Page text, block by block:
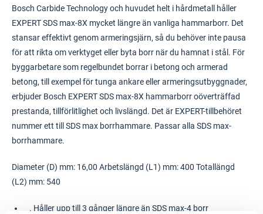
Bosch Carbide Technology och huvudet helt i hårdmetall håller
EXPERT SDS max-8X mycket längre än vanliga hammarborr. Det
stansar effektivt genom armeringsjärn, så du behöver inte pausa
för att rikta om verktyget eller byta borr när du hamnat i stål. För
byggarbetare som regelbundet borrar i betong och armerad
betong, till exempel för tunga ankare eller armeringsutbyggnader,
erbjuder Bosch EXPERT SDS max-8X hammarborr oöverträffad
prestanda, tillförlitlighet och livslängd. Det är EXPERT-tillbehöret
nummer ett till SDS max borrhammare. Passar alla SDS max-
borrhammare.
Diameter (D) mm: 16,00 Arbetslängd (L1) mm: 400 Totallängd
(L2) mm: 540
. Håller upp till 3 gånger längre än SDS max-4 borr